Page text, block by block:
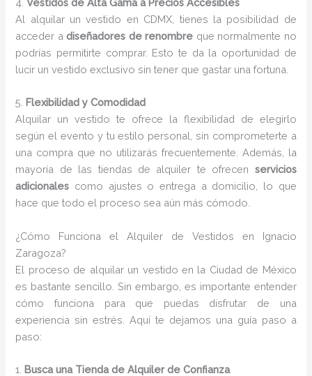
Al alquilar un vestido en CDMX, tienes la posibilidad de
acceder adiseñadores de renombre que normalmente no
podrías permitirte comprar. Esto te da la oportunidad de
lucir un vestido exclusivo sin tener que gastar una fortuna.
5. Flexibilidad y Comodidad
Alquilar un vestido te ofrece la flexibilidad de elegirlo
según el evento y tu estilo personal, sin comprometerte a
una compra que no utilizarás frecuentemente. Además, la
mayoría de las tiendas de alquiler te ofrecen servicios
adicionales como ajustes o entrega a domicilio, lo que
hace que todo el proceso sea aún más cómodo.
¿Cómo Funciona el Alquiler de Vestidos en Ignacio
Zaragoza?
El proceso de alquilar un vestido en la Ciudad de México
es bastante sencillo. Sin embargo, es importante entender
cómo funciona para que puedas disfrutar de una
experiencia sin estrés. Aquí te dejamos una guía paso a
paso:
1. Busca una Tienda de Alquiler de Confianza